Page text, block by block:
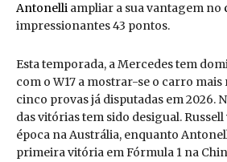
Antonelli ampliar a sua vantagem no
impressionantes 43 pontos.
Esta temporada, a Mercedes tem
com o W17 a mostrar-se o carro mais
cinco provas já disputadas em 2026.
das vitórias tem sido desigual.
época na Austrália, enquanto
primeira vitória em Fórmula 1 na